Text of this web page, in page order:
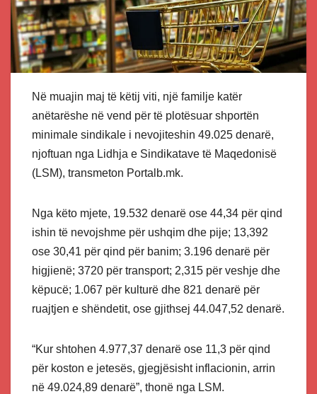
Në muajin maj të këtij viti, një familje katër
anëtarëshe në vend për të plotësuar shportën
minimale sindikale i nevojiteshin 49.025 denarë,
njoftuan nga Lidhja e Sindikatave të Maqedonisë
(LSM), transmeton Portalb.mk.
Nga këto mjete, 19.532 denarë ose 44,34 për qind
ishin të nevojshme për ushqim dhe pije; 13,392
ose 30,41 për qind për banim; 3.196 denarë për
higjienë; 3720 për transport; 2,315 për veshje dhe
këpucë; 1.067 për kulturë dhe 821 denarë për
ruajtjen e shëndetit, ose gjithsej 44.047,52 denarë.
“Kur shtohen 4.977,37 denarë ose 11,3 për qind
për koston e jetesës, gjegjësisht inflacionin, arrin
në 49.024,89 denarë”, thonë nga LSM.